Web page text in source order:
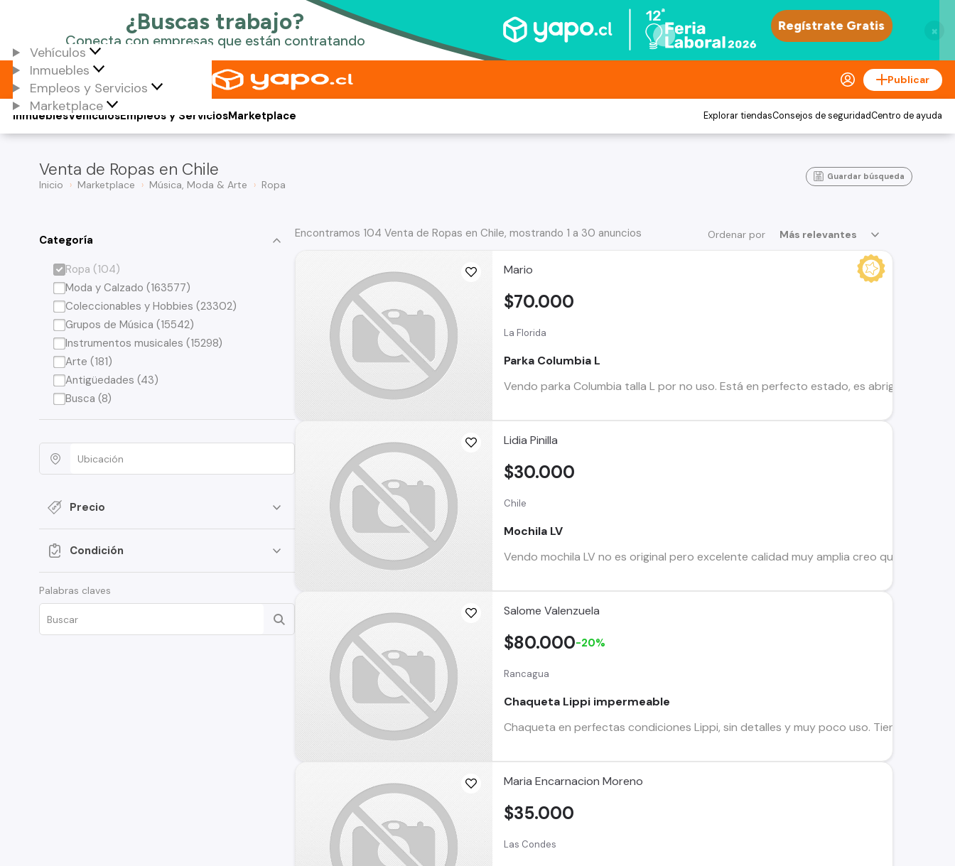
×
Vehículos
Inmuebles
Empleos y Servicios
Marketplace
Publicar
Vehículos
Inmuebles Empleos y ServiciosMarketplace Explorar tiendasConsejos de seguridadCentro de ayuda
Venta de Ropas en Chile
Inicio Marketplace Música, Moda & Arte Ropa
Guardar búsqueda
Categoría
Ropa (104)
Moda y Calzado (163577)
Coleccionables y Hobbies (23302)
Grupos de Música (15542)
Instrumentos musicales (15298)
Arte (181)
Antigüedades (43)
Busca (8)
Precio
Condición
Palabras claves
Ordenar por Más relevantes
Encontramos 104 Venta de Ropas en Chile, mostrando 1 a 30 anuncios
Mario
La Florida
Parka Columbia L
Vendo parka Columbia talla L por no uso. Está en perfecto estado, es abrigadora
$70.000
Lidia Pinilla
Chile
Mochila LV
Vendo mochila LV no es original pero excelente calidad muy amplia creo que es de
$30.000
Salome Valenzuela
Rancagua
Chaqueta Lippi impermeable
Chaqueta en perfectas condiciones Lippi, sin detalles y muy poco uso. Tiene una
$80.000-20%
Maria Encarnacion Moreno
Las Condes
$35.000